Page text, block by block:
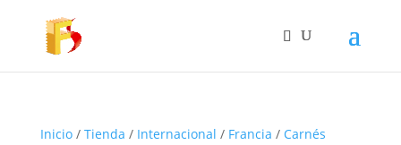
Inicio/ Tienda / Internacional / Francia / Carnés